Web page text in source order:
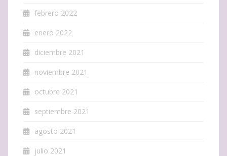
febrero 2022
enero 2022
diciembre 2021
noviembre 2021
octubre 2021
septiembre 2021
agosto 2021
julio 2021